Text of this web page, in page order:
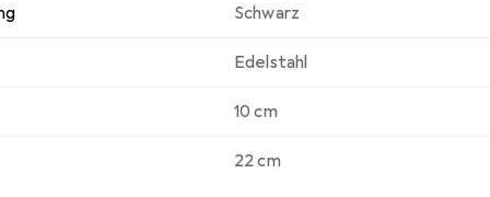
Schwarz
Edelstahl
10 cm
22 cm